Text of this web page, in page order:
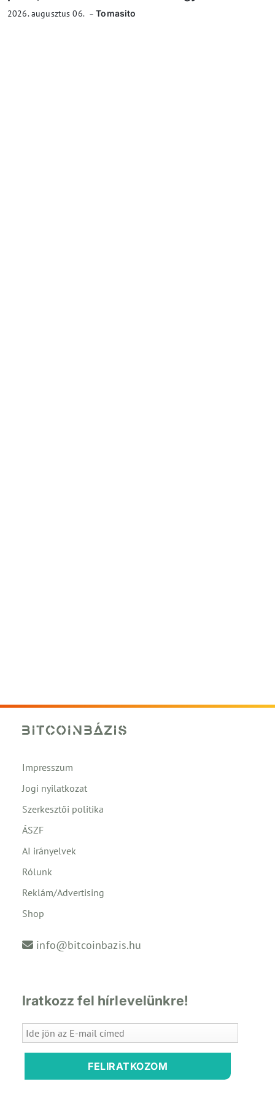
2026. augusztus 06. Tomasito
Impresszum
Jogi nyilatkozat
Szerkesztői politika
ÁSZF
AI irányelvek
Rólunk
Reklám/Advertising
Shop
info@bitcoinbazis.hu
Iratkozz fel hírlevelünkre!
FELIRATKOZOM